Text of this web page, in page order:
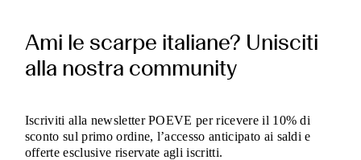
Ami le scarpe italiane? Unisciti
alla nostra community
Iscriviti alla newsletter POEVE per ricevere il 10% di
sconto sul primo ordine, l’accesso anticipato ai saldi e
offerte esclusive riservate agli iscritti.